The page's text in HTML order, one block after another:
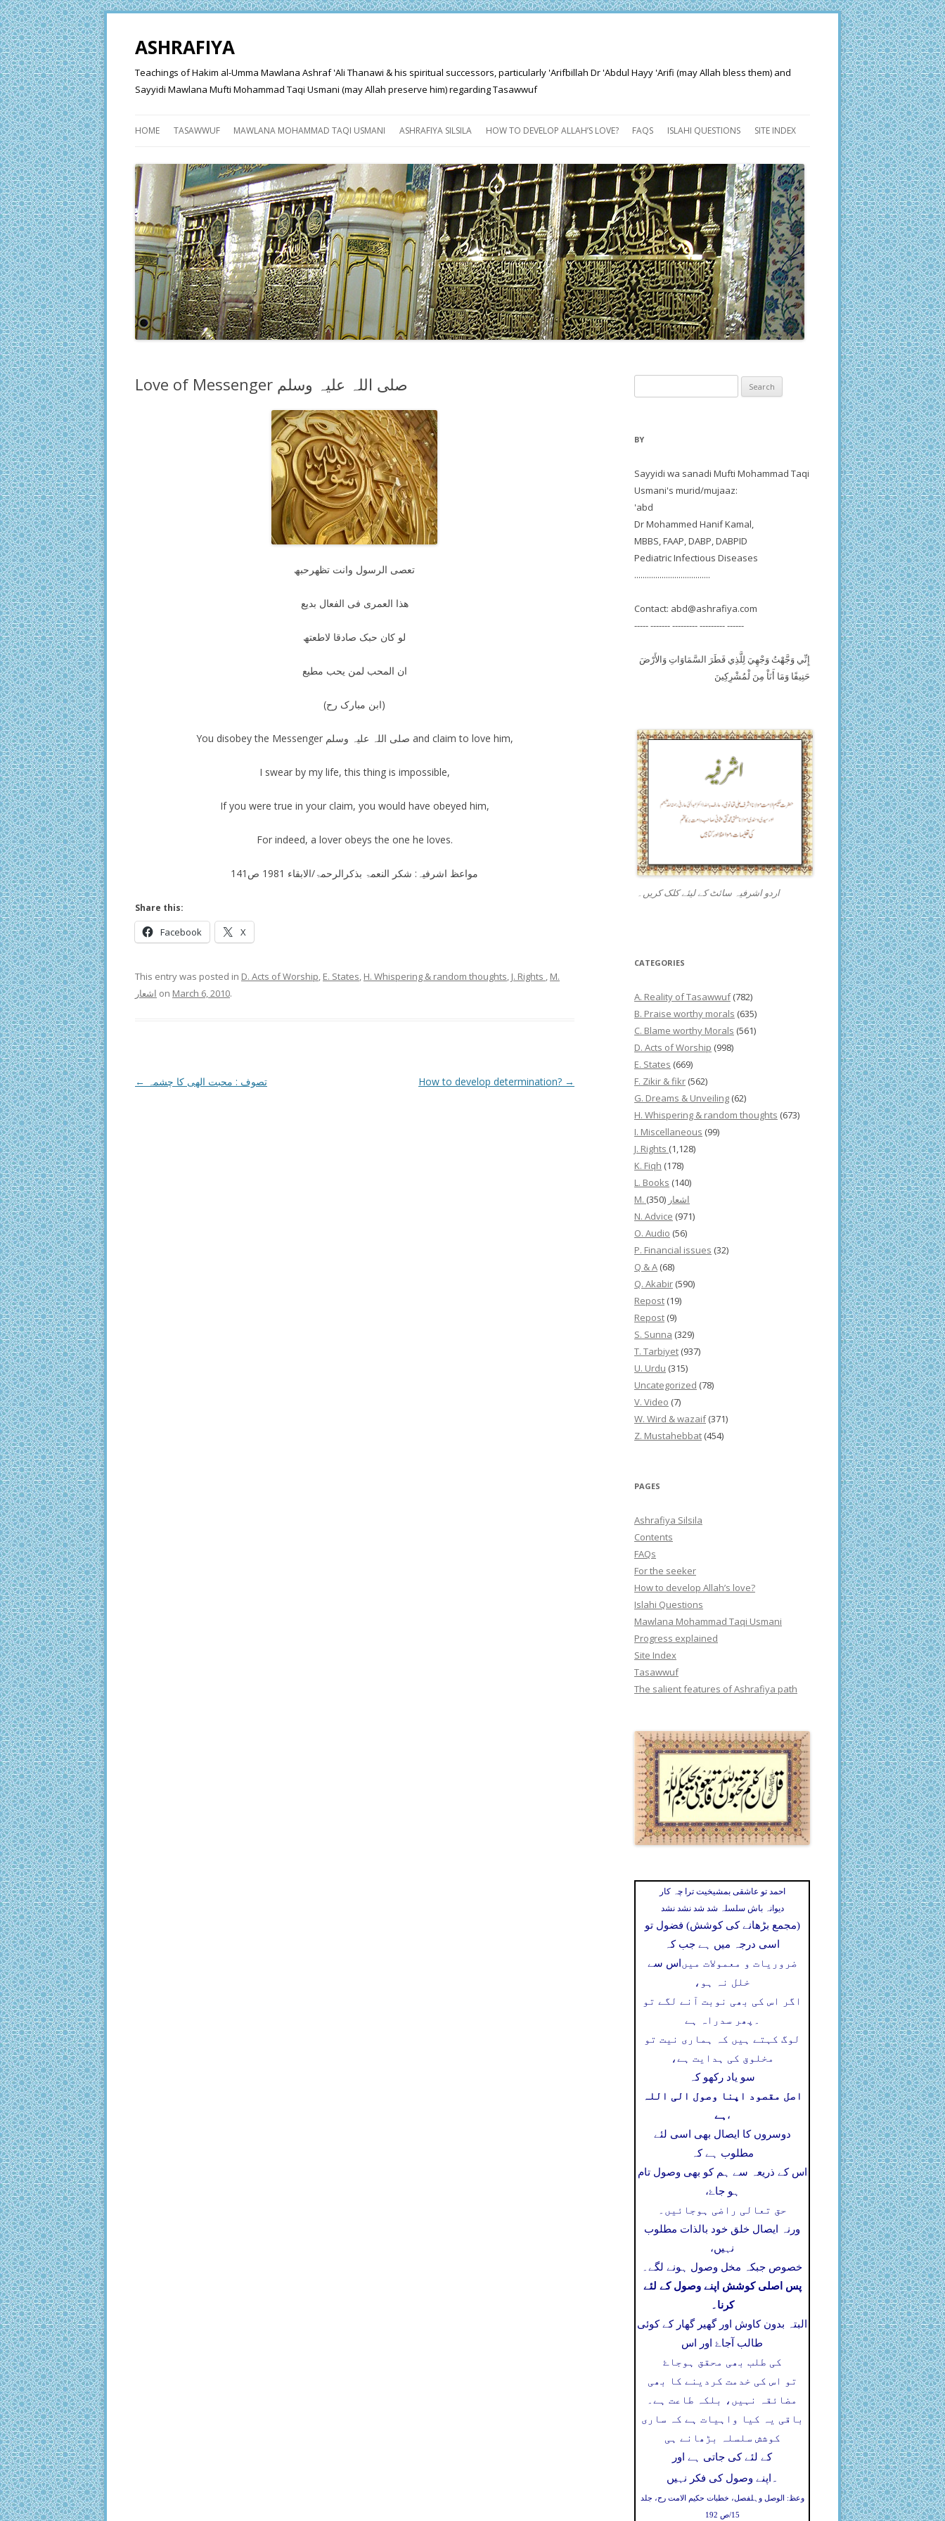
ASHRAFIYA
Teachings of Hakim al-Umma Mawlana Ashraf 'Ali Thanawi & his spiritual successors, particularly 'Arifbillah Dr 'Abdul Hayy 'Arifi (may Allah bless them) and
Sayyidi Mawlana Mufti Mohammad Taqi Usmani (may Allah preserve him) regarding Tasawwuf
HOME TASAWWUF MAWLANA MOHAMMAD TAQI USMANI ASHRAFIYA SILSILA
ASHRAFIYA PATH
FOR THE SEEKER
PROGRESS EXPLAINED
HOW TO DEVELOP ALLAH’S LOVE? FAQS ISLAHI QUESTIONS SITE INDEX
Love of Messenger صلی اللہ علیہ وسلم
تعصی الرسول وانت تظھرحبھ
ھذا العمری فی الفعال بدیع
لو کان حبک صادقا لاطعتھ
ان المحب لمن یحب مطیع
(ابن مبارک رح)
You disobey the Messenger صلی اللہ علیہ وسلم and claim to love him,
I swear by my life, this thing is impossible,
If you were true in your claim, you would have obeyed him,
For indeed, a lover obeys the one he loves.
مواعظ اشرفیہ: شکر النعمۃ بذکرالرحمۃ/الابقاء 1981 ص141
Share this:
Facebook X
This entry was posted in D. Acts of Worship, E. States, H. Whispering & random thoughts, J. Rights , M.
اشعار on March 6, 2010.
Post
← تصوف : محبت الھی کا چشمہ How to develop determination? →
for:
BY
Sayyidi wa sanadi Mufti Mohammad Taqi
Usmani's murid/mujaaz:
'abd
Dr Mohammed Hanif Kamal,
MBBS, FAAP, DABP, DABPID
Pediatric Infectious Diseases
....................................
Contact: abd@ashrafiya.com
----- ------- --------- --------- ------
إِنِّي وَجَّهْتُ وَجْهِيَ لِلَّذِي فَطَرَ السَّمَاوَاتِ وَالأَرْضَ
حَنِيفًا وَمَا أَنَاْ مِنَ لْمُشْرِكِينَ
اردو اشرفیہ سائٹ کے لیئے کلک کریں۔
CATEGORIES
A. Reality of Tasawwuf(782)
B. Praise worthy morals (635)
C. Blame worthy Morals (561)
D. Acts of Worship (998)
E. States (669)
F. Zikir & fikr (562)
G. Dreams & Unveiling (62)
H. Whispering & random thoughts (673)
I. Miscellaneous (99)
J. Rights (1,128)
K. Fiqh (178)
L. Books (140)
M. اشعار (350)
N. Advice (971)
O. Audio (56)
P. Financial issues (32)
Q & A (68)
Q. Akabir (590)
Repost (19)
Repost (9)
S. Sunna (329)
T. Tarbiyet (937)
U. Urdu (315)
Uncategorized (78)
V. Video (7)
W. Wird & wazaif(371)
Z. Mustahebbat (454)
PAGES
Ashrafiya Silsila
Contents
FAQs
For the seeker
How to develop Allah’s love?
Islahi Questions
Mawlana Mohammad Taqi Usmani
Progress explained
Site Index
Tasawwuf
The salient features of Ashrafiya path
احمد تو عاشقی بمشیخیت ترا چہ کار
دیوانہ باش سلسلہ شد شد نشد نشد
(مجمع بڑھانے کی کوشش) فضول تو
اسی درجہ میں ہے جب کہ
اس سے ضروریات و معمولات میں
خلل نہ ہو،
اگر اس کی بھی نوبت آنے لگے تو
پھر سدراہ ہے ۔
لوگ کہتے ہیں کہ ہماری نیت تو
مخلوق کی ہدایت ہے،
سو یاد رکھو کہ
اصل مقصود اپنا وصول الی اللہ
ہے ،
دوسروں کا ایصال بھی اسی لئے
مطلوب ہے کہ
اس کے ذریعہ سے ہم کو بھی وصول تام
ہو جاۓ،
حق تعالی راضی ہوجائیں۔
ورنہ ایصال خلق خود بالذات مطلوب
نہیں،
خصوص جبکہ مخل وصول ہونے لگے۔
پس اصلی کوشش اپنے وصول کے لئے
کرنا۔
البتہ بدون کاوش اور گھیر گھار کے کوئی
طالب آجاۓ اور اس
کی طلب بھی محقق ہوجاۓ
تو اس کی خدمت کردینے کا بھی
مضائقہ نہیں، بلکہ طاعت ہے۔
باقی یہ کیا واہیات ہے کہ ساری
کوشش سلسلہ بڑھانے ہی
کے لئے کی جاتی ہے اور
اپنے وصول کی فکر نہیں ۔
وعظ: الوصل وہلفصل، خطبات حکیم الامت رح، جلد
15/ص 192